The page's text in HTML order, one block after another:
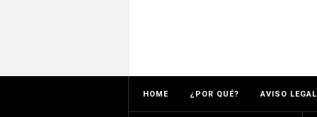
HOME ¿POR QUÉ? AVISO LEGAL